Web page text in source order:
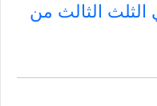
الثالث من